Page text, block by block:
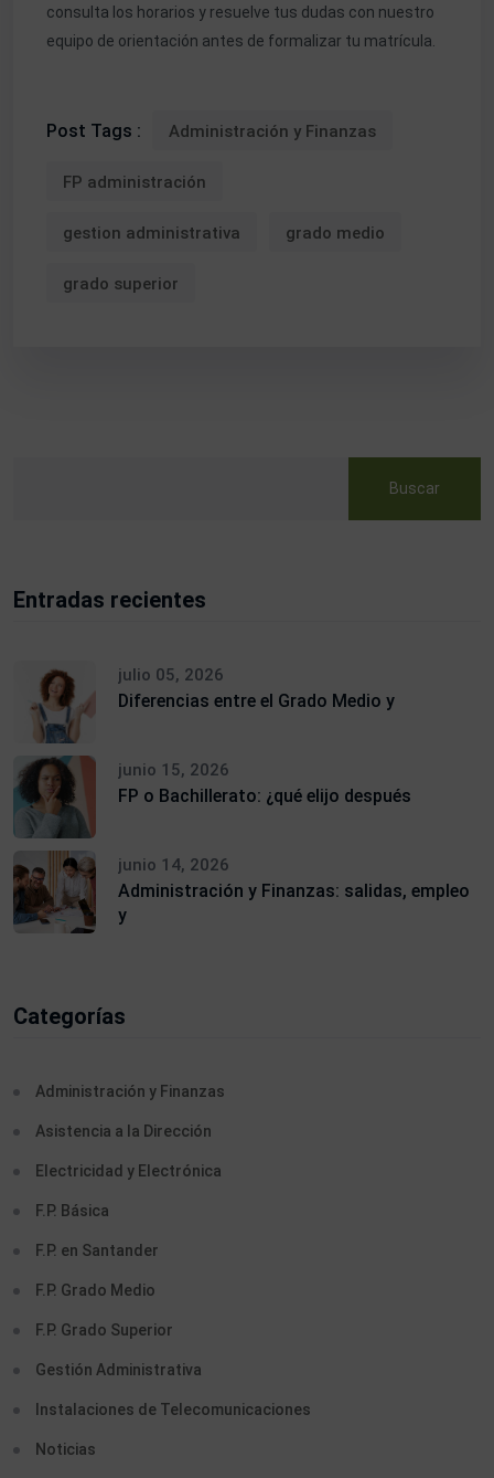
consulta los horarios y resuelve tus dudas con nuestro
equipo de orientación antes de formalizar tu matrícula.
Post Tags : Administración y Finanzas
FP administración
gestion administrativa grado medio
grado superior
Buscar
Entradas recientes
julio 05, 2026
Diferencias entre el Grado Medio y
junio 15, 2026
FP o Bachillerato: ¿qué elijo después
junio 14, 2026
Administración y Finanzas: salidas, empleo
y
Categorías
Administración y Finanzas
Asistencia a la Dirección
Electricidad y Electrónica
F.P. Básica
F.P. en Santander
F.P. Grado Medio
F.P. Grado Superior
Gestión Administrativa
Instalaciones de Telecomunicaciones
Noticias